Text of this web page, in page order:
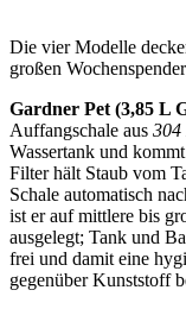
Die vier Modelle
großen
Gardner Pet (3,85 L
Auffangschale aus 304
Wassertank und
Filter hält Staub vom
Schale automatisch
ist er auf mittlere bis
ausgelegt; Tank und
frei und damit eine
gegenüber Kunststoff